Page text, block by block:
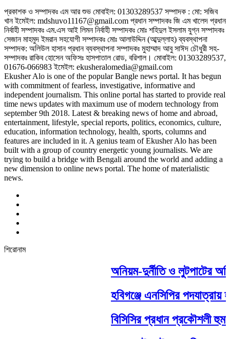
প্রকাশক ও সম্পাদকঃ এম আর শুভ মোবাইল: 01303289537 সম্পাদক : মো: সজিব
খান ইমেইল: mdshuvo11167@gmail.com প্রধান সম্পাদকঃ জি এম খালেদ প্রধান
নির্বাহী সম্পাদকঃ এম.এস আই লিমন নির্বাহী সম্পাদকঃ মোঃ শহিদুল ইসলাম যুগ্ন সম্পাদকঃ
সেজান মাহমুদ ইমরান সহযোগী সম্পাদকঃ মোঃ আলাউদ্দিন (আব্দুল্লাহ) ব্যবস্থাপনা
সম্পাদক: অলিউল হাসান প্রধান ব্যবস্থাপনা সম্পাদকঃ মুহাম্মাদ আবু সাঈদ চৌধুরী সহ-
সম্পাদকঃ রাকিব হোসেন অফিসঃ হাসপাতাল রোড, বরিশাল। মোবাইল: 01303289537,
01676-066983 ইমেইল: ekusheralomedia@gmail.com
Ekusher Alo is one of the popular Bangle news portal. It has begun
with commitment of fearless, investigative, informative and
independent journalism. This online portal has started to provide real
time news updates with maximum use of modern technology from
september 9th 2018. Latest & breaking news of home and abroad,
entertainment, lifestyle, special reports, politics, economics, culture,
education, information technology, health, sports, columns and
features are included in it. A genius team of Ekusher Alo has been
built with a group of country energetic young journalists. We are
trying to build a bridge with Bengali around the world and adding a
new dimension to online news portal. The home of materialistic
news.
শিরোনাম
অনিয়ম-দুর্নীতি ও লুটপাটের
হবিগঞ্জে এনসিপির পদযাত্রায়
বিসিসির প্রধান প্রকৌশলী